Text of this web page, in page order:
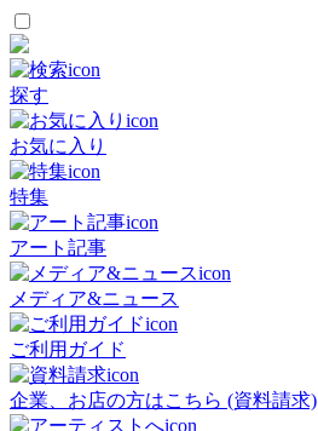
探す
お気に入り
特集
アート記事
メディア&ニュース
ご利用ガイド
企業、お店の方はこちら (資料請求)